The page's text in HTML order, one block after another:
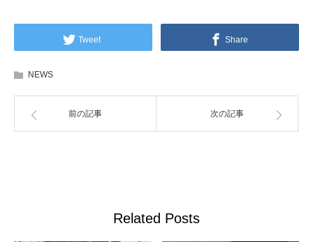
Tweet Share
NEWS
前の記事 次の記事
Related Posts